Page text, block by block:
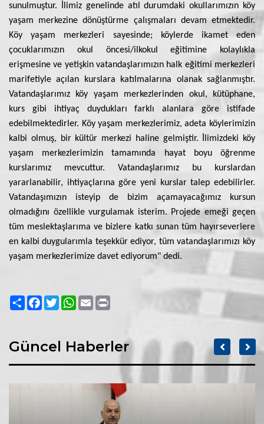
sunulmuştur. İlimiz genelinde atıl durumdaki okullarımızın köy
yaşam merkezine dönüştürme çalışmaları devam etmektedir.
Köy yaşam merkezleri sayesinde; köylerde ikamet eden
çocuklarımızın okul öncesi/ilkokul eğitimine kolaylıkla
erişmesine ve yetişkin vatandaşlarımızın halk eğitimi merkezleri
marifetiyle açılan kurslara katılmalarına olanak sağlanmıştır.
Vatandaşlarımız köy yaşam merkezlerinden okul, kütüphane,
kurs gibi ihtiyaç duydukları farklı alanlara göre istifade
edebilmektedirler. Köy yaşam merkezlerimiz, adeta köylerimizin
kalbi olmuş, bir kültür merkezi haline gelmiştir. İlimizdeki köy
yaşam merkezlerimizin tamamında hayat boyu öğrenme
kurslarımız mevcuttur. Vatandaşlarımız bu kurslardan
yararlanabilir, ihtiyaçlarına göre yeni kurslar talep edebilirler.
Vatandaşımızın isteyip de bizim açamayacağımız kursun
olmadığını özellikle vurgulamak isterim. Projede emeği geçen
tüm meslektaşlarıma ve bizlere katkı sunan tüm hayırseverlere
en kalbi duygularımla teşekkür ediyor, tüm vatandaşlarımızı köy
yaşam merkezlerimize davet ediyorum" dedi.
PaylaşFacebook
TwitterWhatsApp
Email
Güncel Haberler